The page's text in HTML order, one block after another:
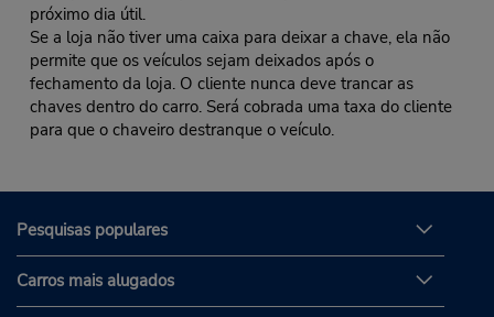
próximo dia útil.
Se a loja não tiver uma caixa para deixar a chave, ela não
permite que os veículos sejam deixados após o
fechamento da loja. O cliente nunca deve trancar as
chaves dentro do carro. Será cobrada uma taxa do cliente
para que o chaveiro destranque o veículo.
Pesquisas populares
Carros mais alugados